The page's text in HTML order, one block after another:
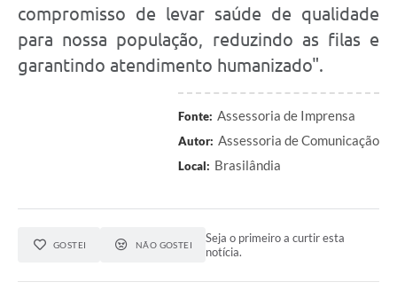
compromisso de levar saúde de qualidade
para nossa população, reduzindo as filas e
garantindo atendimento humanizado".
Fonte: Assessoria de Imprensa
Autor: Assessoria de Comunicação
Local: Brasilândia
GOSTEI NÃO GOSTEI
Seja o primeiro a curtir esta
notícia.